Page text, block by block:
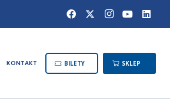
KONTAKT BILETY SKLEP